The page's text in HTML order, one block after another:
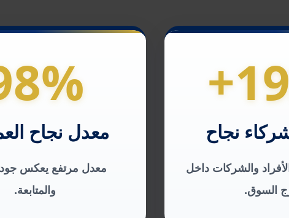
نجاح
والشركات داخل
السوق.
معدل نجاح
معدل مرتفع يعكس جودة
والمتابعة.